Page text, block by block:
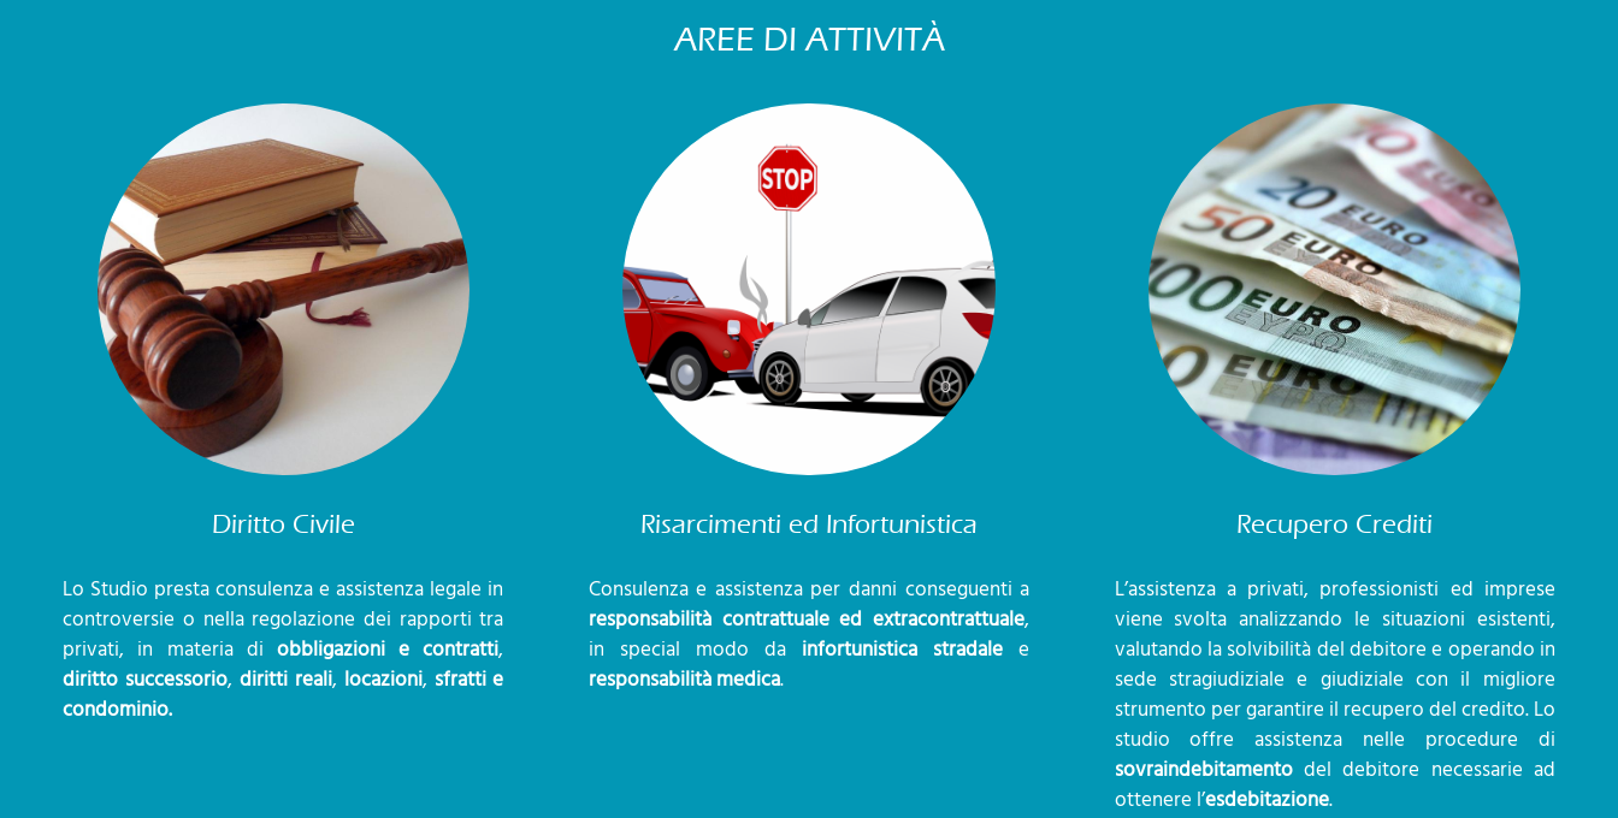
AREE DI ATTIVITÀ
Diritto Civile
Lo Studio presta consulenza e assistenza legale in
controversie o nella regolazione dei rapporti tra
privati, in materia di obbligazioni e contratti,
diritto successorio, diritti reali, locazioni, sfratti e
condominio.
Risarcimenti ed Infortunistica
Consulenza e assistenza per danni conseguenti a
responsabilità contrattuale ed extracontrattuale,
in special modo da infortunistica stradale e
responsabilità medica.
Recupero Crediti
L’assistenza a privati, professionisti ed imprese
viene svolta analizzando le situazioni esistenti,
valutando la solvibilità del debitore e operando in
sede stragiudiziale e giudiziale con il migliore
strumento per garantire il recupero del credito. Lo
studio offre assistenza nelle procedure di
sovraindebitamentodel debitore necessarie ad
ottenere l’esdebitazione.